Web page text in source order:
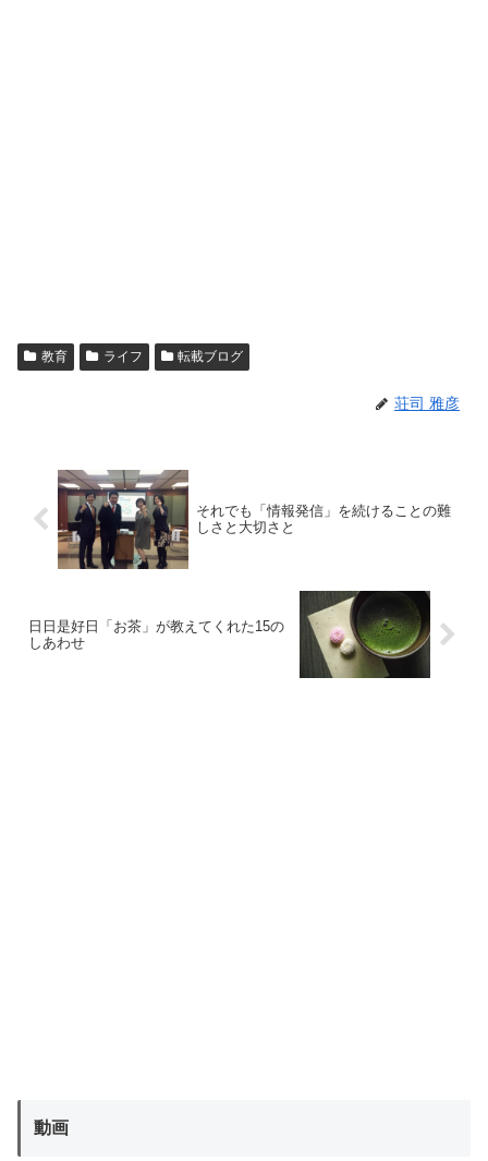
教育 ライフ 転載ブログ
荘司 雅彦
それでも「情報発信」を続けることの難
しさと大切さと
日日是好日「お茶」が教えてくれた15の
しあわせ
動画